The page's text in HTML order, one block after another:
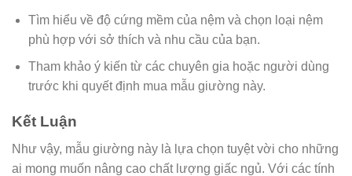
Tìm hiểu về độ cứng mềm của nệm và chọn loại nệm
phù hợp với sở thích và nhu cầu của bạn.
Tham khảo ý kiến ​​từ các chuyên gia hoặc người dùng
trước khi quyết định mua mẫu giường này.
Kết Luận
Như vậy, mẫu giường này là lựa chọn tuyệt vời cho những
ai mong muốn nâng cao chất lượng giấc ngủ. Với các tính